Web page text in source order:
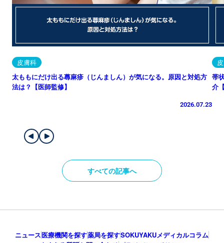
皮膚科
太ももにだけ出る蕁麻疹（じんましん）が気になる。原因と対処方
法は？【医師監修】
2026.07.23
帯
介
すべての記事へ
ニュース医療機関を探す薬局を探すSOKUYAKUメディカルコラム